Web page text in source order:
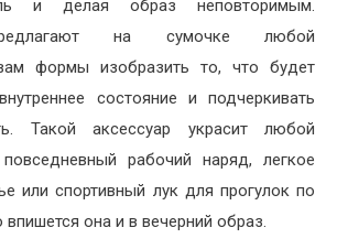
и делая образ неповторимым.
на сумочке любой
формы изобразить то, что будет
состояние и подчеркивать
Такой аксессуар украсит любой
рабочий наряд, легкое
или спортивный лук для прогулок по
она и в вечерний образ.